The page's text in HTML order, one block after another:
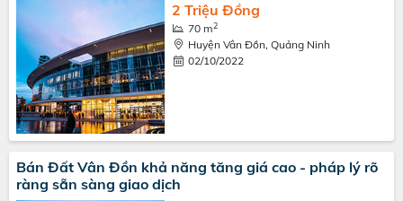
2 Triệu Đồng
70 m2
Huyện Vân Đồn, Quảng Ninh
02/10/2022
Bán Đất Vân Đồn khả năng tăng giá cao - pháp lý rõ
ràng sẵn sàng giao dịch